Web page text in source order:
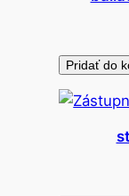
č
á
s
Pridať do